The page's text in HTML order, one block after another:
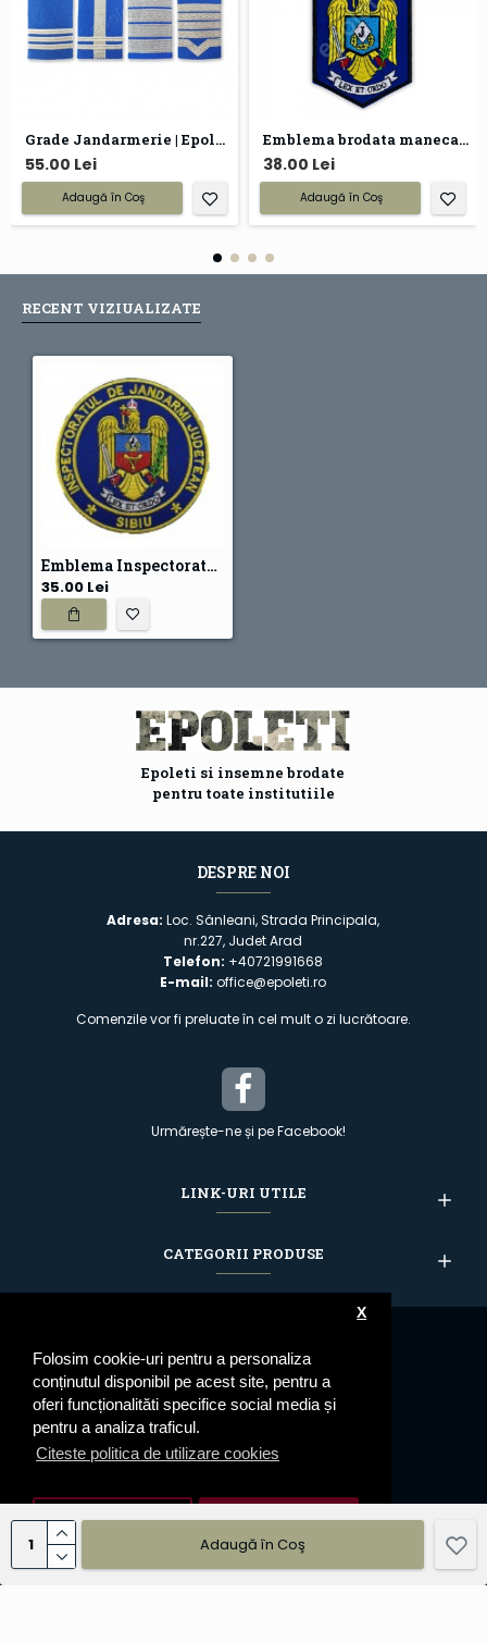
Folosim cookie-uri pentru a personaliza
conținutul disponibil pe acest site, pentru a
oferi funcționalităti specifice social media și
pentru a analiza traficul.
Citeste politica de utilizare cookies
X
Setari cookie De Acord
Adaugă în Coş
Grade Jandarmerie | Epoleti Jandarmi
55.00 Lei
Adaugă în Coş
Emblema brodata maneca Jandarmeria
38.00 Lei
Adaugă în Coş
RECENT VIZIUALIZATE
Emblema Inspectoratul de jandarmi judetean Sibiu , emblema IJJ Sibiu
35.00 Lei
Epoleti si insemne brodate
pentru toate institutiile
DESPRE NOI
Adresa:Loc. Sânleani, Strada Principala,
nr.227, Judet Arad
Telefon: +40721991668
E-mail: office@epoleti.ro
Comenzile vor fi preluate în cel mult o zi lucrătoare.
Urmărește-ne și pe Facebook!
LINK-URI UTILE
CATEGORII PRODUSE
© 2023 Epoleti.ro - Toate drepturile rezervate